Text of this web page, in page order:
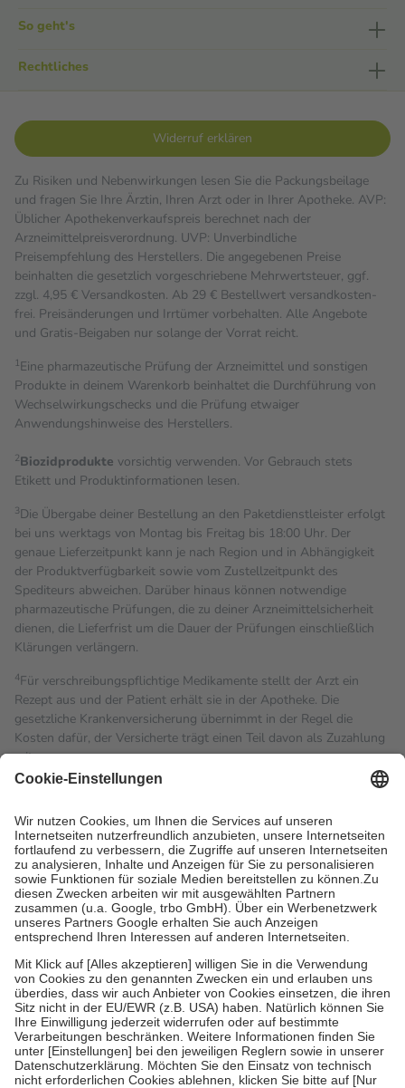
So geht's
Rechtliches
Widerruf erklären
Zu Risiken und Nebenwirkungen lesen Sie die Packungsbeilage
und fragen Sie Ihre Ärztin, Ihren Arzt oder in Ihrer Apotheke. AVP:
Üblicher Apothekenverkaufspreis berechnet nach der
Arzneimittelpreisverordnung. UVP: Unverbindliche
Preisempfehlung des Herstellers. Die angegebenen Preise
beinhalten die gesetzlich vorgeschriebene Mehrwertsteuer, ggf.
zzgl. 4,95 € Versandkosten. Ab 29 € Bestell­wert versand­kosten­
frei. Preisänderungen und Irrtümer vorbehalten. Alle Angebote
und Gratis-Beigaben nur solange der Vorrat reicht.
1Eine pharmazeutische Prüfung der Arzneimittel und sonstigen
Produkte in deinem Warenkorb beinhaltet die Durchführung von
Wechselwirkungschecks und die Prüfung etwaiger
Anwendungshinweise des Herstellers.
2Biozidprodukte vorsichtig verwenden. Vor Gebrauch stets
Etikett und Produktinformationen lesen.
3Die Übergabe deiner Bestellung an den Paketdienstleister erfolgt
bei uns werktags von Montag bis Freitag bis 18:00 Uhr. Der
genaue Lieferzeitpunkt kann je nach Region und in Abhängigkeit
der Produktverfügbarkeit sowie vom Zustellzeitpunkt des
Spediteurs abweichen. Darüber hinaus können notwendige
pharmazeutische Prüfungen, die zu deiner Arzneimittelsicherheit
dienen, die Lieferfrist um die Dauer der Prüfungen einschließlich
Klärungen verlängern.
4Für verschreibungspflichtige Medikamente stellt der Arzt ein
Rezept aus und der Patient erhält sie in der Apotheke. Die
gesetzliche Krankenversicherung übernimmt in der Regel die
Kosten dafür, der Versicherte trägt einen Teil davon als Zuzahlung
mit.
Grundsätzlich leisten Mitglieder Zuzahlungen in Höhe von zehn
höchstens zehn Euro.
Es sind jedoch nie mehr als die
tatsächlichen Kosten der Leistung zu entrichten.
Diese Regeln gelten grundsätzlich auch für Online-Apotheken.
Bei Heilmitteln und häuslicher Krankenpflege beträgt die
Zuzahlung zehn Prozent der Kosten sowie zehn Euro je
Verordnung.
Um das Engagement der Versicherten für ihre eigene Gesundheit
zu stärken und die besondere Stellung der Familie zu unterstützen,
fallenkeine Zuzahlungenan bei:
• Kindern und Jugendlichen bis zum vollendeten 18. Lebensjahr
mit Ausnahme der Fahrkosten
• Untersuchungen zur Vorsorge und Früherkennung, die von der
GKV getragen werden
• empfohlenen Schutzimpfungen
• Harn- und Blutteststreifen